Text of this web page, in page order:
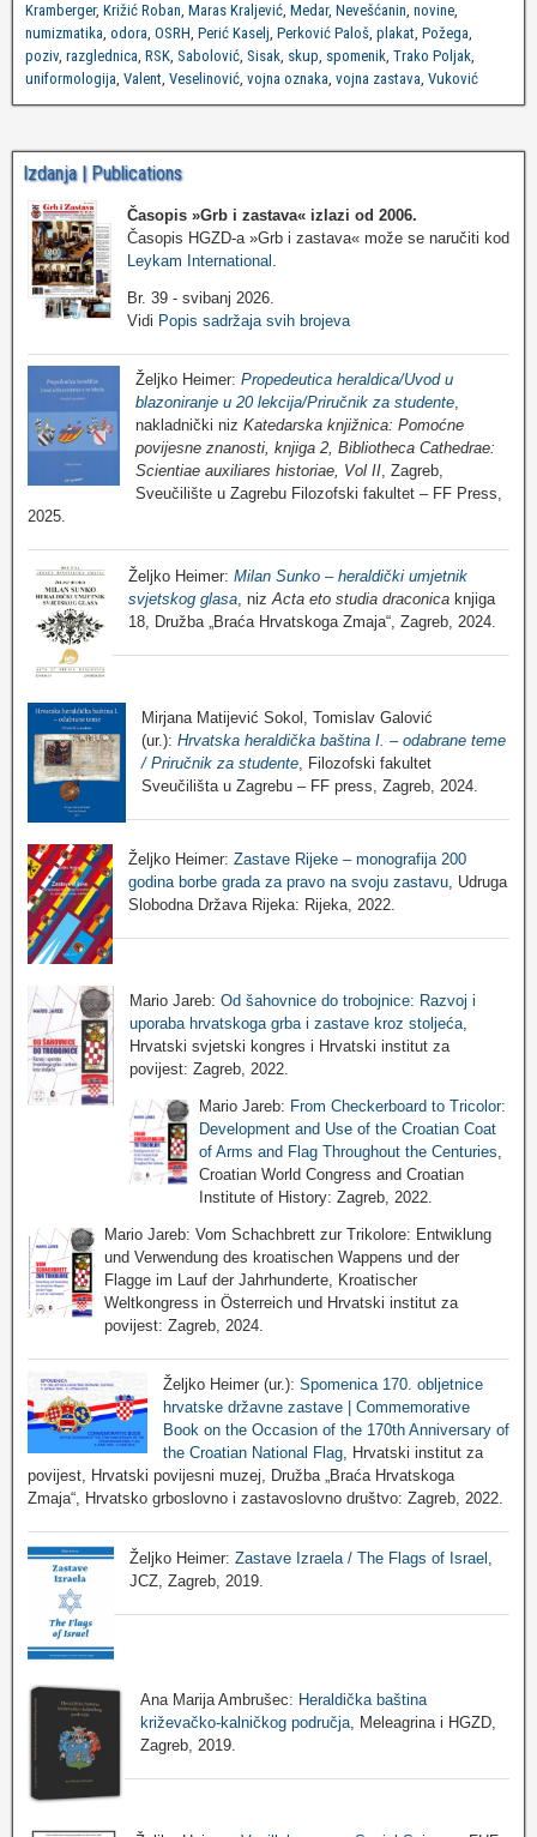
Kramberger, Križić Roban, Maras Kraljević, Medar, Nevešćanin, novine,
numizmatika, odora, OSRH, Perić Kaselj, Perković Paloš, plakat, Požega,
poziv, razglednica, RSK, Sabolović, Sisak, skup, spomenik, Trako Poljak,
uniformologija, Valent, Veselinović, vojna oznaka, vojna zastava, Vuković
Izdanja | Publications
Časopis »Grb i zastava« izlazi od 2006.
Časopis HGZD-a »Grb i zastava« može se naručiti kod
Leykam International
Br. 39 - svibanj 2026.
Vidi Popis sadržaja svih brojeva
Željko Heimer: Propedeutica heraldica/Uvod u
blazoniranje u 20 lekcija/Priručnik za studente,
nakladnički niz Katedarska knjižnica: Pomoćne
povijesne znanosti, knjiga 2, Bibliotheca Cathedrae:
Scientiae auxiliares historiae, Vol II, Zagreb,
Sveučilište u Zagrebu Filozofski fakultet – FF Press,
2025.
Željko Heimer: Milan Sunko – heraldički umjetnik
svjetskog glasa , niz Acta eto studia draconica knjiga
18, Družba „Braća Hrvatskoga Zmaja“, Zagreb, 2024.
Mirjana Matijević Sokol, Tomislav Galović
(ur.): Hrvatska heraldička baština I. – odabrane teme
/ Priručnik za studente, Filozofski fakultet
Sveučilišta u Zagrebu – FF press, Zagreb, 2024.
Željko Heimer: Zastave Rijeke – monografija 200
godina borbe grada za pravo na svoju zastavu, Udruga
Slobodna Država Rijeka: Rijeka, 2022.
Mario Jareb: Od šahovnice do trobojnice: Razvoj i
uporaba hrvatskoga grba i zastave kroz stoljeća,
Hrvatski svjetski kongres i Hrvatski institut za
povijest: Zagreb, 2022.
Mario Jareb: From Checkerboard to Tricolor:
Development and Use of the Croatian Coat
of Arms and Flag Throughout the Centuries
Croatian World Congress and Croatian
Institute of History: Zagreb, 2022.
Mario Jareb: Vom Schachbrett zur Trikolore: Entwiklung
und Verwendung des kroatischen Wappens und der
Flagge im Lauf der Jahrhunderte, Kroatischer
Weltkongress in Österreich und Hrvatski institut za
povijest: Zagreb, 2024.
Željko Heimer (ur.): Spomenica 170. obljetnice
hrvatske državne zastave | Commemorative
Book on the Occasion of the 170th Anniversary of
the Croatian National Flag, Hrvatski institut za
povijest, Hrvatski povijesni muzej, Družba „Braća Hrvatskoga
Zmaja“, Hrvatsko grboslovno i zastavoslovno društvo: Zagreb, 2022.
Željko Heimer:Zastave Izraela / The Flags of Israel
JCZ, Zagreb, 2019.
Ana Marija Ambrušec: Heraldička baština
križevačko-kalničkog područja, Meleagrina i HGZD,
Zagreb, 2019.